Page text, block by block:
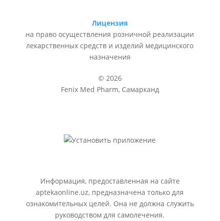
Лицензия
на право осуществления розничной реализации
лекарственных средств и изделий медицинского
назначения
© 2026
Fenix Med Pharm, Самарканд
Информация, предоставленная на сайте
aptekaonline.uz, предназначена только для
ознакомительных целей. Она не должна служить
руководством для самолечения.